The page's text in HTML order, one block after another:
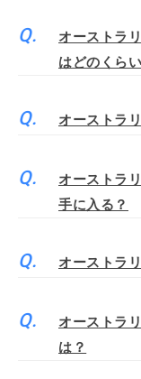
オーストラ
はどのくら
オーストラ
オーストラ
手に入る？
オーストラ
オーストラ
は？